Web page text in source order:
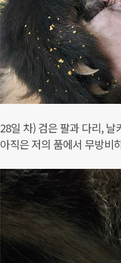
28일 차) 검은 팔과 다리,
아직은 저의 품에서 무방비